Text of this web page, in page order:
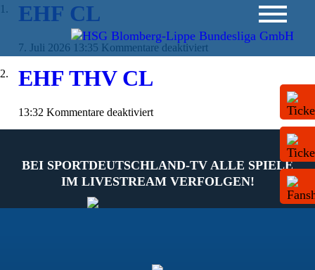
EHF CL
7. Juli 2026 13:35 Kommentare deaktiviertfür
EHF
EHF THV CL
13:32 Kommentare deaktiviertfür
BEI SPORTDEUTSCHLAND-TV ALLE SPIELE
IM LIVESTREAM VERFOLGEN!